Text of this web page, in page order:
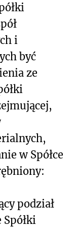
i
być
ze
w Spółce
podział